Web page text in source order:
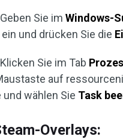
Sie im Windows-
ein und drücken Sie die
Sie im Tab
auf
wählen Sie Task
Overlays: